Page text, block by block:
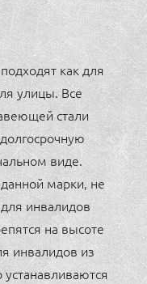
как для
улицы. Все
стали
виде.
марки, не
инвалидов
на высоте
инвалидов из